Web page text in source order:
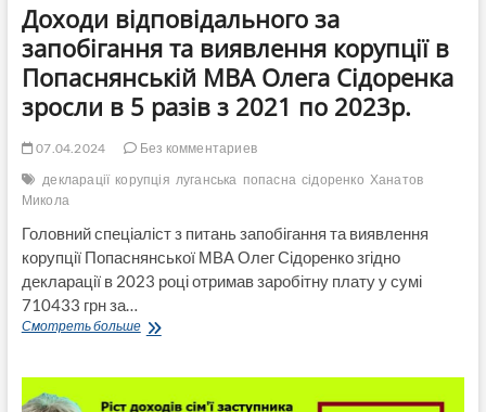
Доходи відповідального за
запобігання та виявлення корупції в
Попаснянській МВА Олега Сідоренка
зросли в 5 разів з 2021 по 2023р.
07.04.2024
Без комментариев
декларації корупція луганська попасна сідоренко Ханатов
Микола
Головний спеціаліст з питань запобігання та виявлення
корупції Попаснянської МВА Олег Сідоренко згідно
декларації в 2023 році отримав заробітну плату у сумі
710433 грн за…
Смотреть большеДоходи
запобігання
та